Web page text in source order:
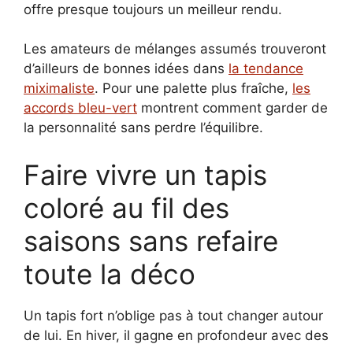
offre presque toujours un meilleur rendu.
Les amateurs de mélanges assumés trouveront
d’ailleurs de bonnes idées dans la tendance
miximaliste. Pour une palette plus fraîche, les
accords bleu-vert montrent comment garder de
la personnalité sans perdre l’équilibre.
Faire vivre un tapis
coloré au fil des
saisons sans refaire
toute la déco
Un tapis fort n’oblige pas à tout changer autour
de lui. En hiver, il gagne en profondeur avec des